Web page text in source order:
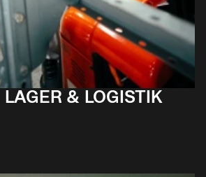
LAGER & LOGISTIK